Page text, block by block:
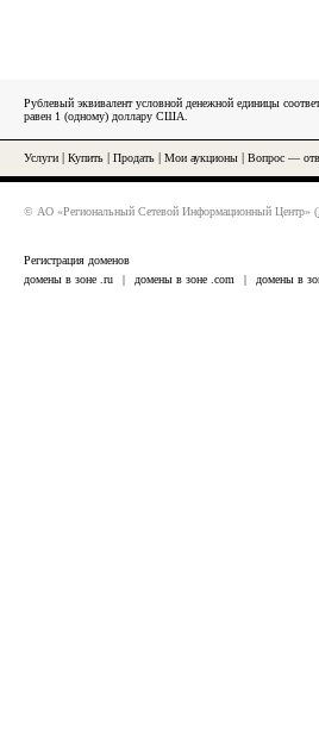
Рублевый эквивалент условной денежной единицы
равен 1 (одному) доллару США.
Услуги Купить Продать Мои аукционы Вопрос —
© АО «Региональный Сетевой Информационный Центр» (
Регистрация доменов
домены в зоне .ru
| домены в зоне .com | домены в